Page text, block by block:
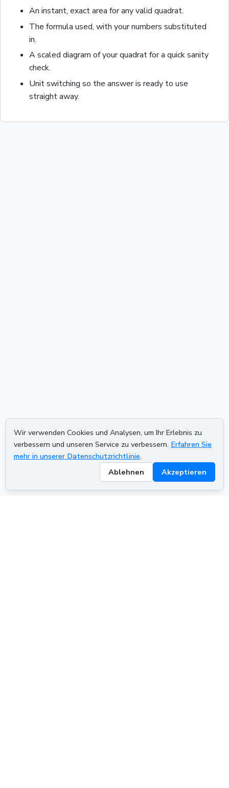
An instant, exactarea for any valid quadrat.
The formula used, with your numbers substituted
in.
A scaled diagram of yourquadratfor a quick sanity
check.
Unit switching so the answer is ready to use
straight away.
Wir verwenden Cookies und Analysen, um Ihr Erlebnis zu
verbessern und unseren Service zu verbessern. Erfahren Sie
mehr in unserer Datenschutzrichtlinie.
Ablehnen
Akzeptieren